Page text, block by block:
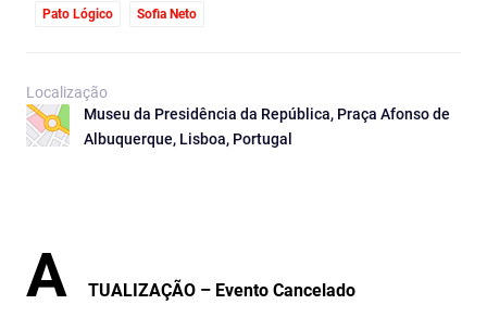
Pato Lógico Sofia Neto
Localização
Museu da Presidência da República, Praça Afonso de
Albuquerque, Lisboa, Portugal
A TUALIZAÇÃO – Evento Cancelado